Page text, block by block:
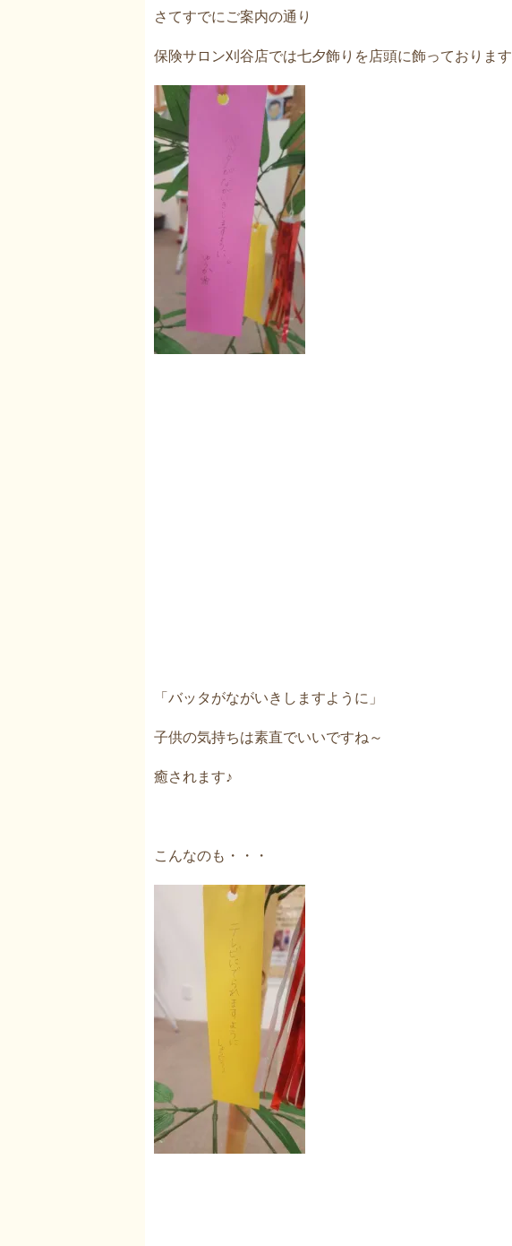
さてすでにご案内の通り
保険サロン刈谷店では七夕飾りを店頭に飾っております
「バッタがながいきしますように」
子供の気持ちは素直でいいですね～
癒されます♪
こんなのも・・・